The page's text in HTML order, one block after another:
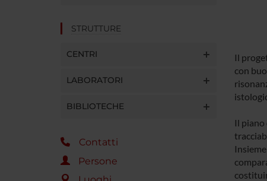
STRUTTURE
CENTRI
LABORATORI
BIBLIOTECHE
Contatti
Persone
Il
con
Il